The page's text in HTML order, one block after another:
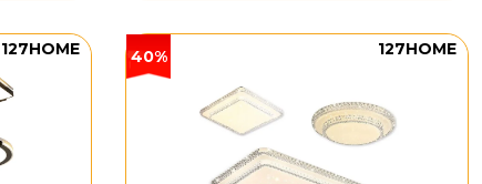
127HOME 40% 127HOME